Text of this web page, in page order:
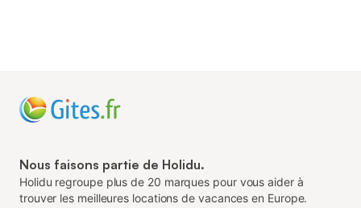
Nous faisons partie de Holidu.
Holidu regroupe plus de 20 marques pour vous aider à
trouver les meilleures locations de vacances en Europe.